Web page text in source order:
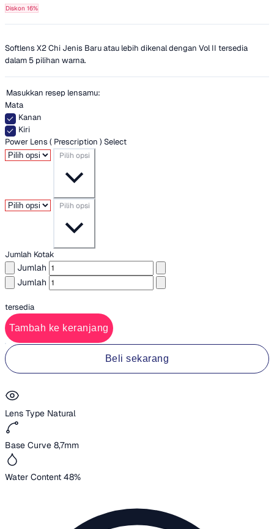
Diskon 16%
Softlens X2 Chi Jenis Baru atau lebih dikenal dengan Vol II tersedia
dalam 5 pilihan warna.
Masukkan resep lensamu:
Mata
Kanan
Kiri
Power Lens ( Prescription ) Select
Pilih opsi
Pilih opsi
Jumlah Kotak
Jumlah
Jumlah
tersedia
Tambah ke keranjang
Beli sekarang
Lens Type Natural
Base Curve 8,7mm
Water Content 48%